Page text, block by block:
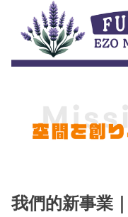
我們的新事業